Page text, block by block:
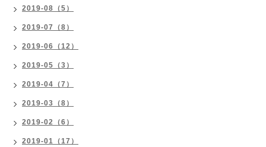
2019-08（5）
2019-07（8）
2019-06（12）
2019-05（3）
2019-04（7）
2019-03（8）
2019-02（6）
2019-01（17）